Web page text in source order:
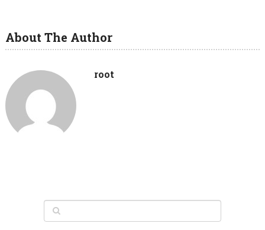
About The Author
root